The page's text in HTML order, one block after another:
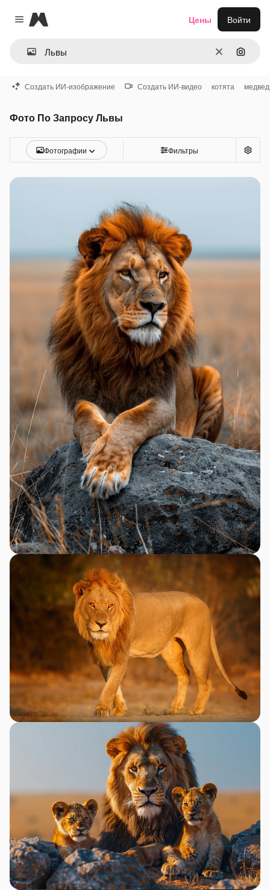
Close menu
Magnific
ОчиститьПоиск
Цены Войти
Создать ИИ-изображение Создать ИИ-видео котята
Фото По Запросу Львы
Фотографии Фильтры